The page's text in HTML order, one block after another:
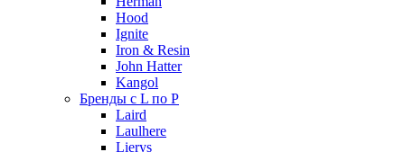
Hood
Ignite
Iron & Resin
John Hatter
Kangol
Бренды с L по P
Laird
Laulhere
Lierys